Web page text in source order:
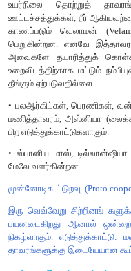
காணப்படுகின்றன.
ஒரு மலையின் இரண்டு
செயல்கள் மழை
மழை பெறும்
மறைவு பகுதியில்
காணலாம்.
இடைச்சூழலமைப்பு
புல்வெளிகளுக்கும்
விளிம்பு விளைவு (Edge
விளைவு காரணமாக
விளிம்பு விளைவு
காடுகளுக்கும்
காணப்படுகிறது.